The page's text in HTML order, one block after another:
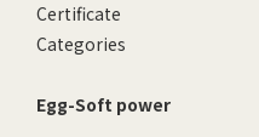
Certificate
Categories
Egg-Soft power